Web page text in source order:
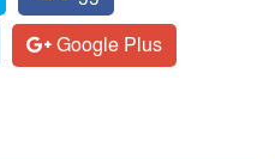
Google Plus